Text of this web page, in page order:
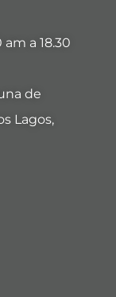
a 18.30
de
Lagos,